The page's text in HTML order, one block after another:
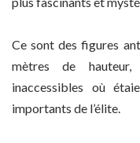
Ce sont des figures
mètres de
inaccessibles où
importants de l’élite.